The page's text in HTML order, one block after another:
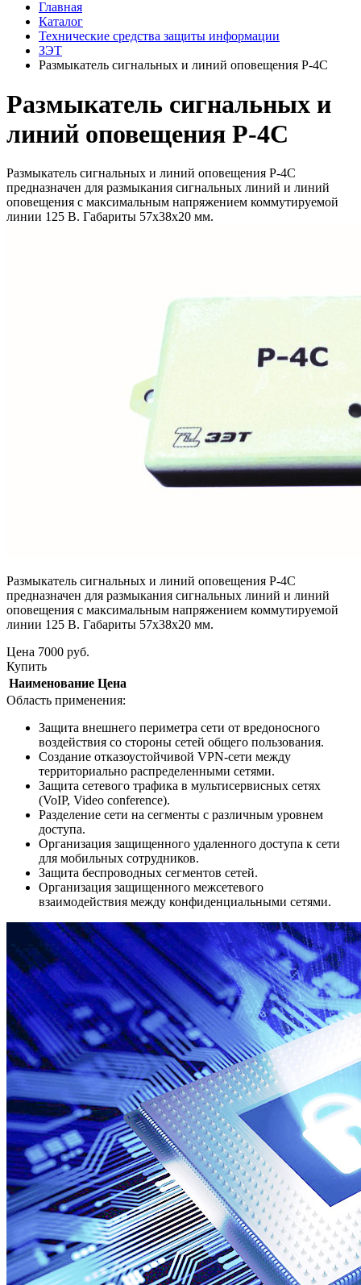
Главная
Каталог
Технические средства защиты информации
ЗЭТ
Размыкатель сигнальных и линий оповещения Р-4С
Размыкатель сигнальных и
линий оповещения Р-4С
Размыкатель сигнальных и линий оповещения Р-4С
предназначен для размыкания сигнальных линий и линий
оповещения с максимальным напряжением коммутируемой
линии 125 В. Габариты 57х38х20 мм.
Размыкатель сигнальных и линий оповещения Р-4С
предназначен для размыкания сигнальных линий и линий
оповещения с максимальным напряжением коммутируемой
линии 125 В. Габариты 57х38х20 мм.
Цена 7000 руб.
Купить
Наименование Цена
Область применения:
Защита внешнего периметра сети от вредоносного
воздействия со стороны сетей общего пользования.
Создание отказоустойчивой VPN-сети между
территориально распределенными сетями.
Защита сетевого трафика в мультисервисных сетях
(VoIP, Video conference).
Разделение сети на сегменты с различным уровнем
доступа.
Организация защищенного удаленного доступа к сети
для мобильных сотрудников.
Защита беспроводных сегментов сетей.
Организация защищенного межсетевого
взаимодействия между конфиденциальными сетями.